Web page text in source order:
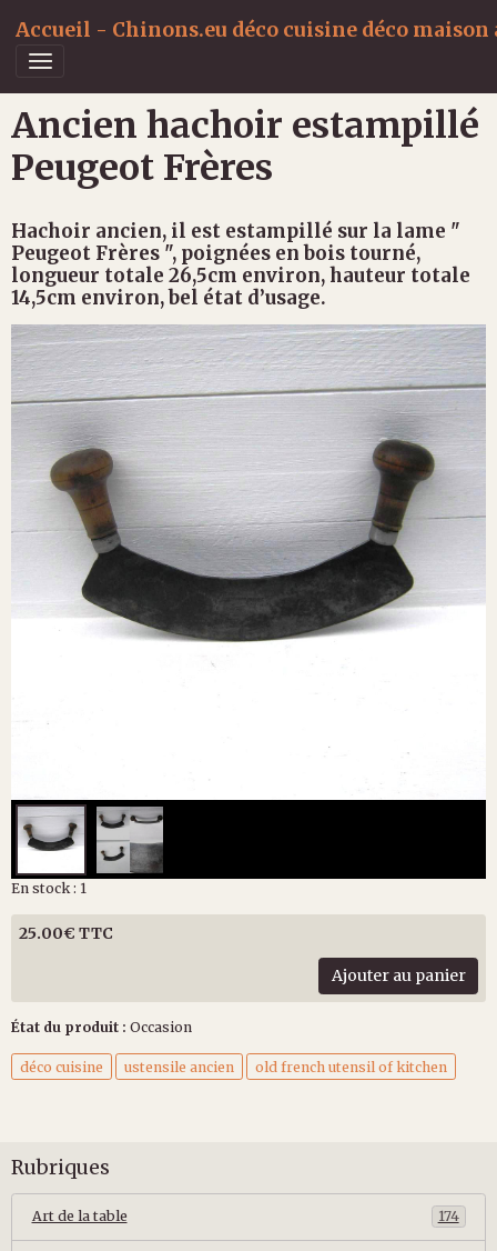
Accueil - Chinons.eu déco cuisine déco
Ancien hachoir estampillé
Peugeot Frères
Hachoir ancien, il est estampillé sur la lame "
Peugeot Frères ", poignées en bois tourné,
longueur totale 26,5cm environ, hauteur totale
14,5cm environ, bel état d’usage.
En stock : 1
25.00€ TTC
Ajouter au panier
État du produit : Occasion
déco cuisine ustensile ancien old french utensil of kitchen
Rubriques
Art de la table 174